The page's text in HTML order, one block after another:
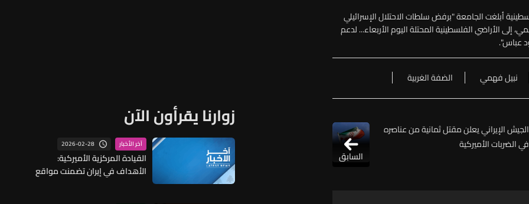
أبلغت الجامعة "برفض سلطات الاحتلال الإسرائيلي
إلى الأراضي الفلسطينية المحتلة اليوم الأربعاء... لدعم
عباس".
نبيل فهمي الضفة الغربية
الجيش الإيراني يعلن مقتل ثمانية من عناصره
في الضربات الأميركية
السابق
زوارنا يقرأون الآن
آخر الأخبار 2026-02-28
القيادة المركزية الأميركية:
الأهداف في إيران تضمنت مواقع